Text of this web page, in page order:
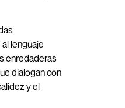
lenguaje
enredaderas
dialogan con
y el